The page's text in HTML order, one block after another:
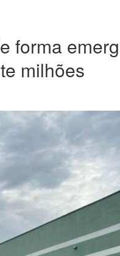
forma
milhões